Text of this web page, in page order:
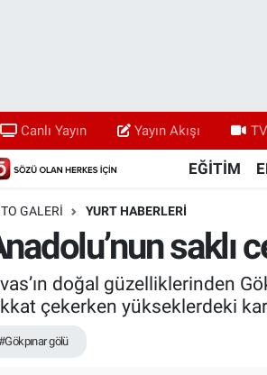
Canlı Yayın Yayın Akışı
EĞİTİM
GALERI YURT HABERLERİ
saklı
doğal güzelliklerinden
çekerken yükseklerdeki
#Gökpınar gölü
Arşiv